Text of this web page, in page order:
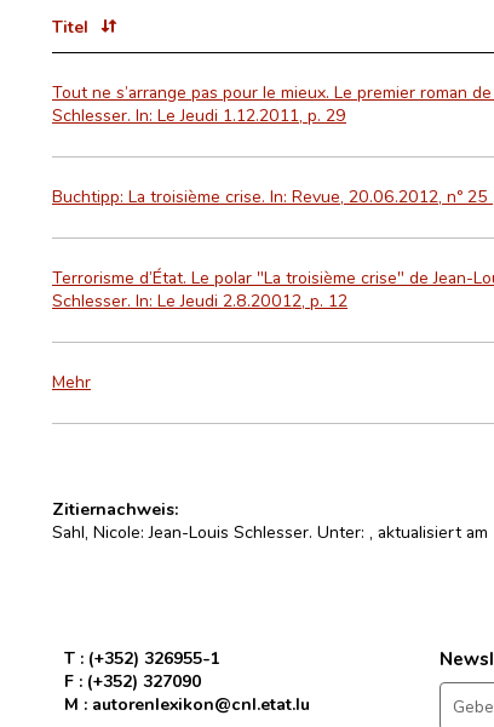
Titel
Tout ne s’arrange pas pour le mieux. Le premier roman
Schlesser. In: Le Jeudi 1.12.2011, p. 29
Buchtipp: La troisième crise. In: Revue, 20.06.2012, nº 25
Terrorisme d’État. Le polar "La troisième crise" de Jean-
Schlesser. In: Le Jeudi 2.8.20012, p. 12
Mehr
Zitiernachweis:
Sahl, Nicole: Jean-Louis Schlesser. Unter: , aktualisiert
T : (+352) 326955-1
F : (+352) 327090
M : autorenlexikon@cnl.etat.lu